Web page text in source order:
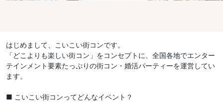
はじめまして、こいこい街コンです。
「どこよりも楽しい街コン」をコンセプトに、全国各地でエンター
テインメント要素たっぷりの街コン・婚活パーティーを運営してい
ます。
■ こいこい街コンってどんなイベント？